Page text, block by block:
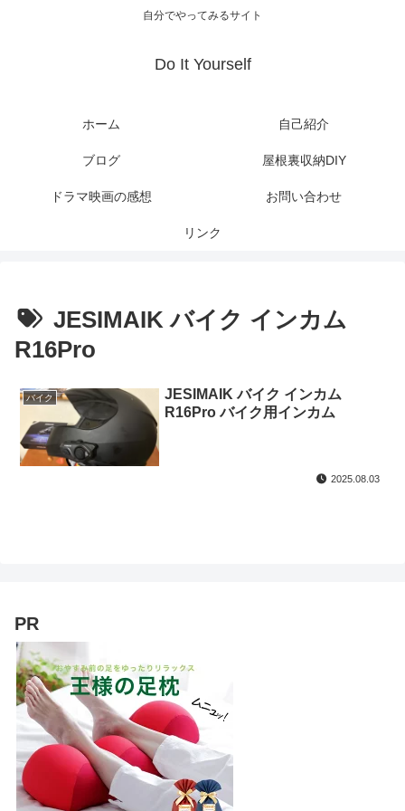
自分でやってみるサイト
Do It Yourself
ホーム 自己紹介
ブログ 屋根裏収納DIY
ドラマ映画の感想 お問い合わせ
リンク
JESIMAIK バイク インカム
R16Pro
バイク
JESIMAIK バイク インカム
R16Pro バイク用インカム
2025.08.03
PR